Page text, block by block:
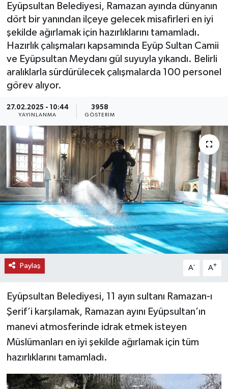
Eyüpsultan Belediyesi, Ramazan ayında dünyanın
dört bir yanından ilçeye gelecek misafirleri en iyi
şekilde ağırlamak için hazırlıklarını tamamladı.
Hazırlık çalışmaları kapsamında Eyüp Sultan Camii
ve Eyüpsultan Meydanı gül suyuyla yıkandı. Belirli
aralıklarla sürdürülecek çalışmalarda 100 personel
görev alıyor.
27.02.2025 - 10:44
YAYINLANMA
3958
GÖSTERIM
Paylaş A- A+
Eyüpsultan Belediyesi, 11 ayın sultanı Ramazan-ı
Şerif’i karşılamak, Ramazan ayını Eyüpsultan’ın
manevi atmosferinde idrak etmek isteyen
Müslümanları en iyi şekilde ağırlamak için tüm
hazırlıklarını tamamladı.
GÖKTÜRK
GÜNDEM
KEMERBURGAZ
KÜLTÜR - SANAT
MAGAZİN
ÖZEL HABER
SAĞLIK
SPOR
TEKNOLOJİ
TİCARET
YAŞAM